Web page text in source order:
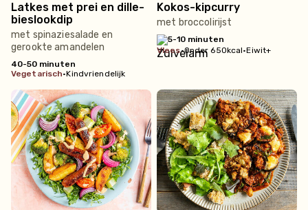
Latkes met prei en dille-
bieslookdip
met spinaziesalade en
gerookte amandelen
40-50 minuten
vegetarisch•Kindvriendelijk
Kokos-kipcurry
met broccolirijst
5-10 minuten
vlees•Onder 650kcal•Eiwit+